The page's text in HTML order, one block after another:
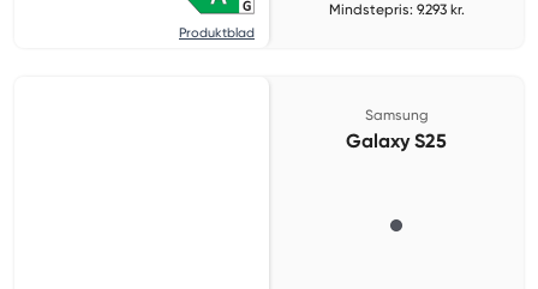
Produktblad
Mindstepris: 9.293 kr.
Samsung
Galaxy S25